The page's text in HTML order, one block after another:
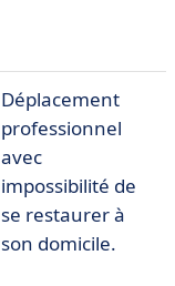
Déplacement
professionnel
avec
impossibilité de
se restaurer à
son domicile.